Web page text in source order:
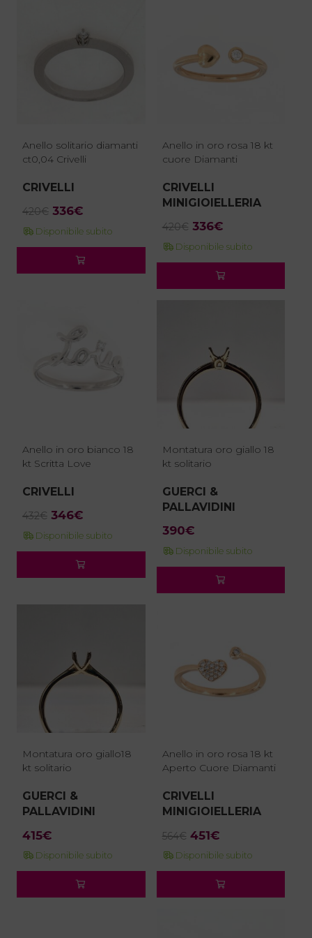
Anello solitario diamanti
ct0,04 Crivelli
CRIVELLI
420€ Il
prezzo
420€.
336€
prezzo
è:
336€.
Disponibile subito
Anello in oro rosa 18 kt
cuore Diamanti
CRIVELLI
MINIGIOIELLERIA
420€ Il
prezzo
420€.
336€Il
prezzo
è:
336€.
Disponibile subito
Anello in oro bianco 18
kt Scritta Love
CRIVELLI
432€ Il
prezzo
432€.
346€
prezzo
è:
346€.
Disponibile subito
Montatura oro giallo 18
kt solitario
GUERCI &
PALLAVIDINI
390€
Disponibile subito
Montatura oro giallo18
kt solitario
GUERCI &
PALLAVIDINI
415€
Disponibile subito
Anello in oro rosa 18 kt
Aperto Cuore Diamanti
CRIVELLI
MINIGIOIELLERIA
564€ Il
prezzo
564€.
451€Il
prezzo
è:
451€.
Disponibile subito